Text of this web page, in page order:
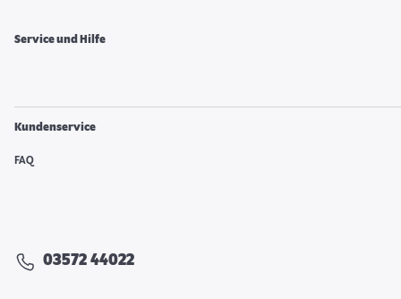
Service und Hilfe
Kundenservice
FAQ
03572 44022